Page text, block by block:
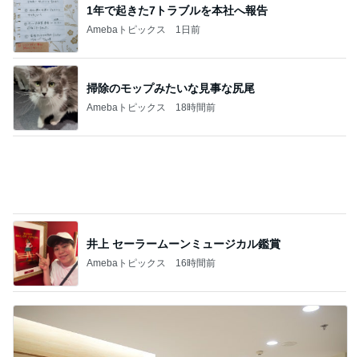
掃除のモップみたいな見事な尻尾
Amebaトピックス 18時間前